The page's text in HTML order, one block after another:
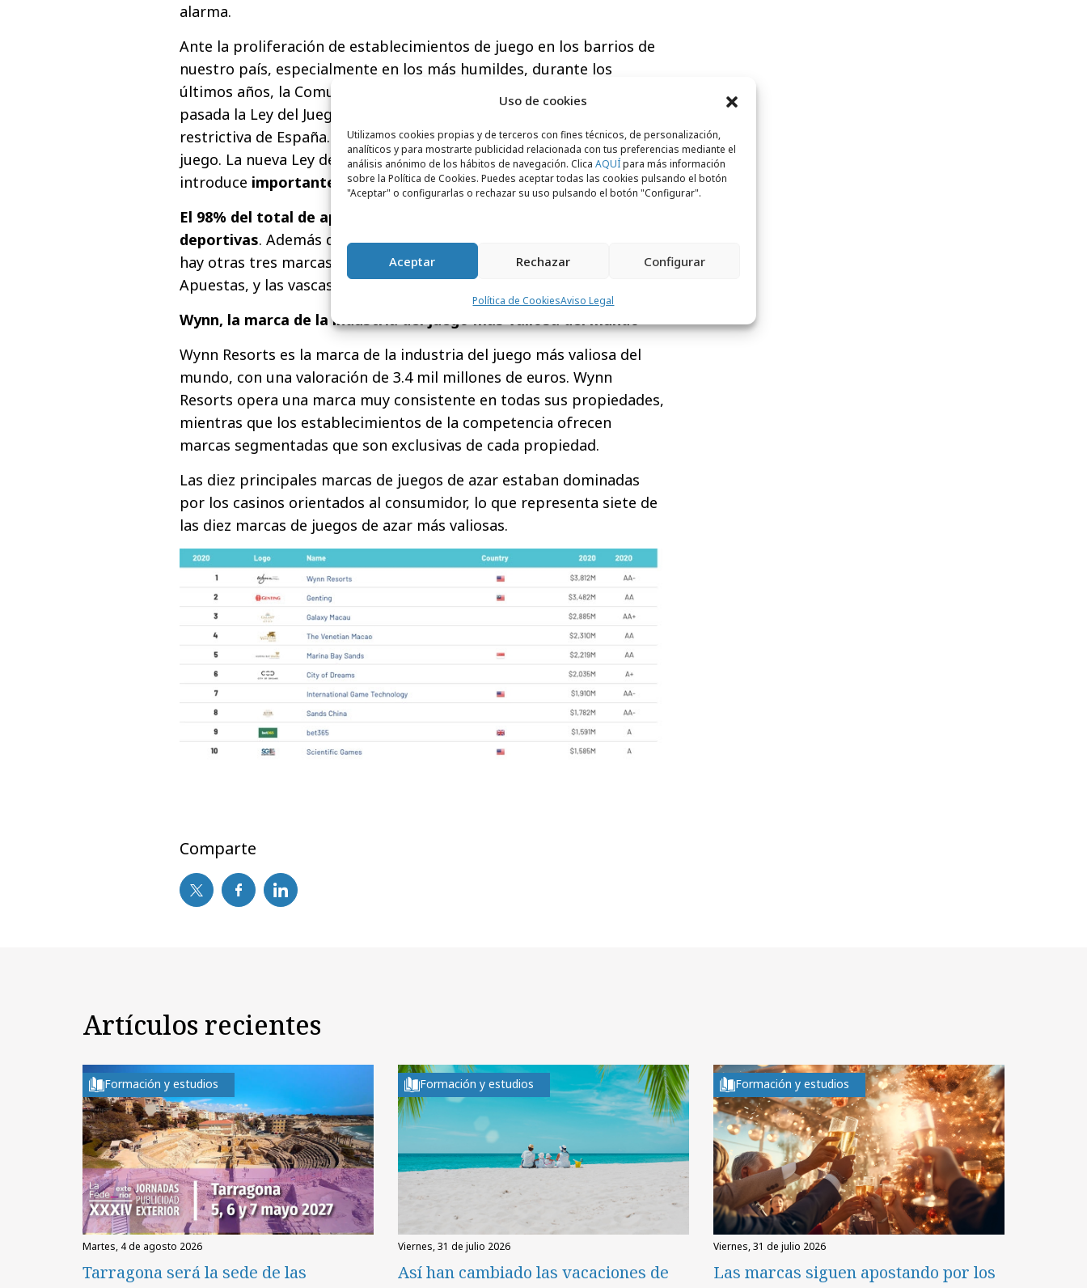
Uso de cookies
Utilizamos cookies propias y de terceros con fines técnicos, de personalización,
analíticos y para mostrarte publicidad relacionada con tus preferencias mediante el
análisis anónimo de los hábitos de navegación. Clica AQUÍpara más información
sobre la Política de Cookies. Puedes aceptar todas las cookies pulsando el botón
"Aceptar" o configurarlas o rechazar su uso pulsando el botón "Configurar".
Aceptar Rechazar Configurar
Política de CookiesAviso Legal
alarma.
Ante la proliferación de establecimientos de juego en los barrios de
nuestro país, especialmente en los más humildes, durante los
últimos años, la Comunidad Valenciana ha aprobado la semana
pasada la Ley del Juego y Prevención de la Ludopatía, la más
restrictiva de España. Lo hace pese a las “presiones” del sector del
juego. La nueva Ley del Juego valenciana, que sustituye a la de 1988,
introduce importantes restricciones y endurece las sanciones.
El 98% del total de apuestas que se realizan en España son
deportivas. Además de Sportium, del grupo Cirsa y Codere Online,
hay otras tres marcas españolas que despuntan en el sector: Luckia
Apuestas, y las vascas Kirolbet y Retabet.
Wynn, la marca de la industria del juego más valiosa del mundo
Wynn Resorts es la marca de la industria del juego más valiosa del
mundo, con una valoración de 3.4 mil millones de euros. Wynn
Resorts opera una marca muy consistente en todas sus propiedades,
mientras que los establecimientos de la competencia ofrecen
marcas segmentadas que son exclusivas de cada propiedad.
Las diez principales marcas de juegos de azar estaban dominadas
por los casinos orientados al consumidor, lo que representa siete de
las diez marcas de juegos de azar más valiosas.
Comparte
Artículos recientes
Formación y estudios
martes, 4 de agosto 2026
Tarragona será la sede de las
Formación y estudios
viernes, 31 de julio 2026
Así han cambiado las vacaciones de
Formación y estudios
viernes, 31 de julio 2026
Las marcas siguen apostando por los